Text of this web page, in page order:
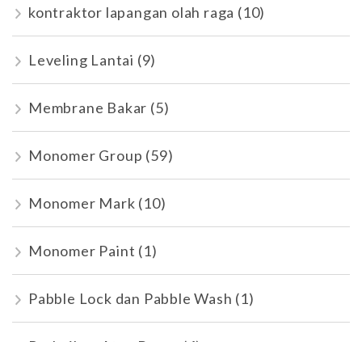
kontraktor lapangan olah raga (10)
Leveling Lantai (9)
Membrane Bakar (5)
Monomer Group (59)
Monomer Mark (10)
Monomer Paint (1)
Pabble Lock dan Pabble Wash (1)